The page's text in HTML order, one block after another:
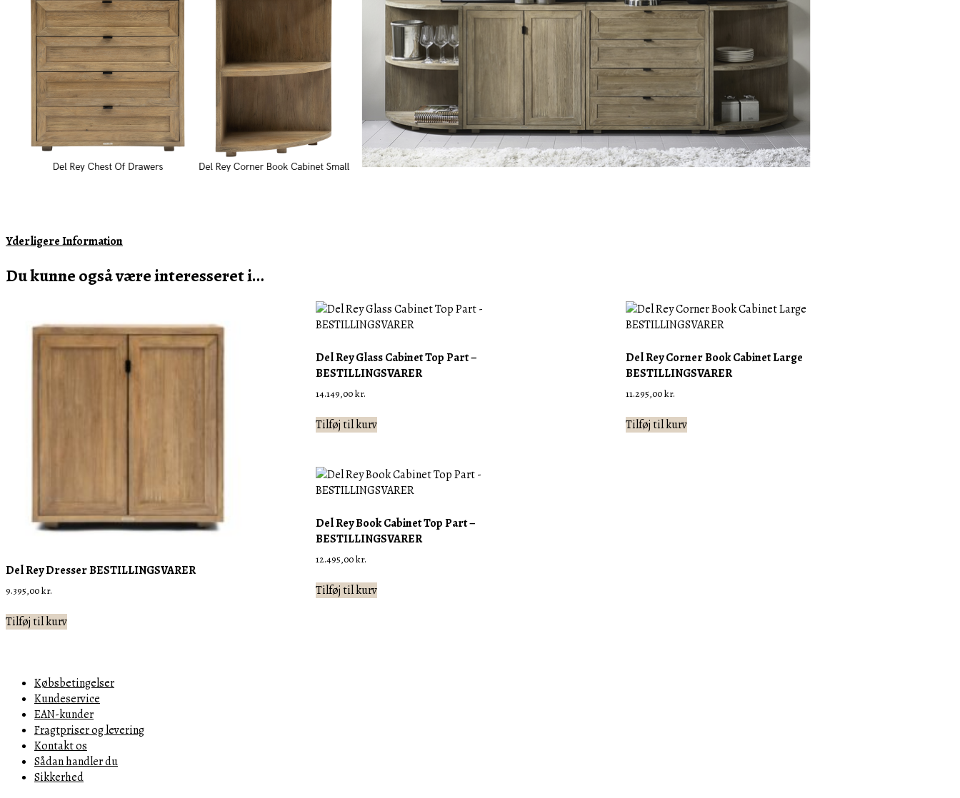
Yderligere Information
Du kunne også være interesseret i…
Del Rey Dresser BESTILLINGSVARER
9.395,00kr.
Tilføj til kurv
Del Rey Glass Cabinet Top Part –
BESTILLINGSVARER
14.149,00kr.
Tilføj til kurv
Del Rey Corner Book Cabinet Large
BESTILLINGSVARER
11.295,00kr.
Tilføj til kurv
Del Rey Book Cabinet Top Part –
BESTILLINGSVARER
12.495,00kr.
Tilføj til kurv
Købsbetingelser
Kundeservice
EAN-kunder
Fragtpriser og levering
Kontakt os
Sådan handler du
Sikkerhed